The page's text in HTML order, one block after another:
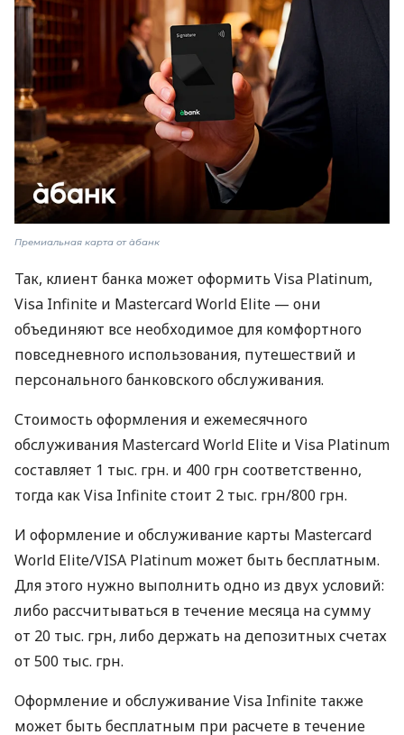
Премиальная карта от àбанк
Так, клиент банка может оформить Visa Platinum,
Visa Infinite и Mastercard World Elite — они
объединяют все необходимое для комфортного
повседневного использования, путешествий и
персонального банковского обслуживания.
Стоимость оформления и ежемесячного
обслуживания Mastercard World Elite и Visa Platinum
составляет 1 тыс. грн. и 400 грн соответственно,
тогда как Visa Infinite стоит 2 тыс. грн/800 грн.
И оформление и обслуживание карты Mastercard
World Elite/VISA Platinum может быть бесплатным.
Для этого нужно выполнить одно из двух условий:
либо рассчитываться в течение месяца на сумму
от 20 тыс. грн, либо держать на депозитных счетах
от 500 тыс. грн.
Оформление и обслуживание Visa Infinite также
может быть бесплатным при расчете в течение